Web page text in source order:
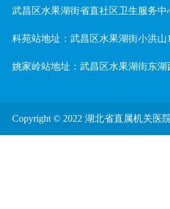
武昌区水果湖街省直社区卫生服务
科苑站地址：武昌区水果湖街小洪
姚家岭站地址：武昌区水果湖街东
Copyright © 2022 湖北省直属机关医